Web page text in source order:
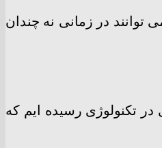
توانند در زمانی نه چندان
تکنولوژی رسیده ایم که